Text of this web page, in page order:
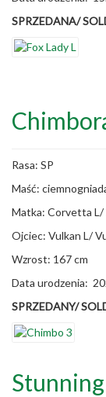
SPRZEDANA/
Rasa: SP
Maść:
Matka: Corvetta L/
Ojciec: Vulkan L/
Wzrost: 167 cm
Data urodzenia:
SPRZEDANY/